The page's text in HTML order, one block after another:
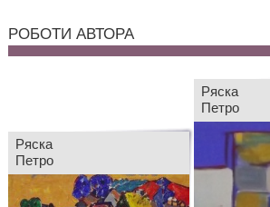
РОБОТИ АВТОРА
Ряска
Петро
Ряска
Петро